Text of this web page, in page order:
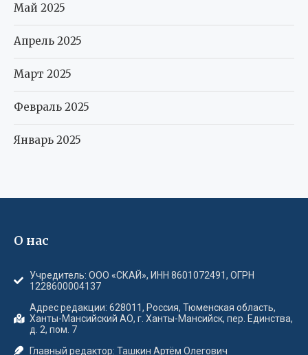
Май 2025
Апрель 2025
Март 2025
Февраль 2025
Январь 2025
О нас
Учредитель: ООО «СКАЙ», ИНН 8601072491, ОГРН
1228600004137
Адрес редакции: 628011, Россия, Тюменская область,
Ханты-Мансийский АО, г. Ханты-Мансийск, пер. Единства,
д. 2, пом. 7
Главный редактор: Ташкин Артём Олегович